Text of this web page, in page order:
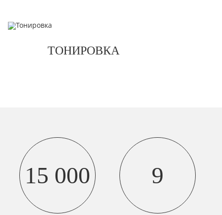
ТОНИРОВКА
15 000 9